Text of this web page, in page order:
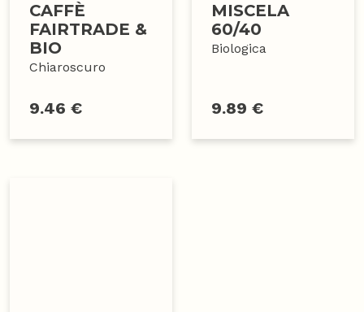
CAFFÈ
FAIRTRADE &
BIO
Chiaroscuro
9.46 €
MISCELA
60/40
Biologica
9.89 €